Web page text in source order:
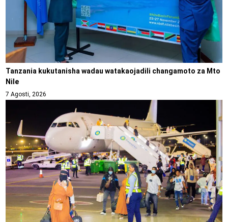
Tanzania kukutanisha wadau watakaojadili changamoto za Mto
Nile
7 Agosti, 2026